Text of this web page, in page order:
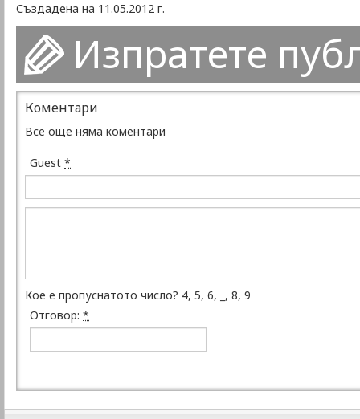
Създадена на 11.05.2012 г.
Изпратете
Коментари
Все още няма коментари
Guest *
Кое е пропуснатото число? 4, 5, 6, _, 8, 9
Отговор: *